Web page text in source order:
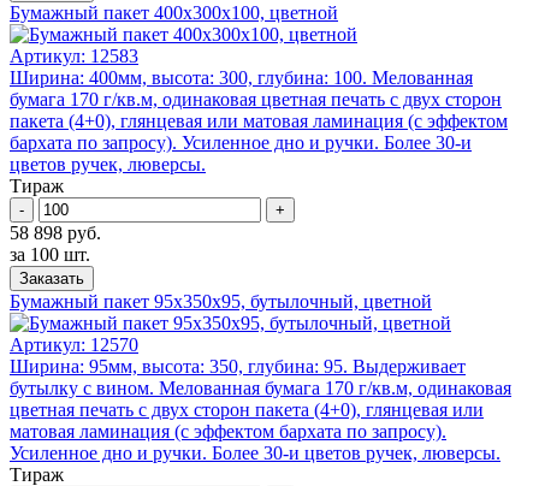
Бумажный пакет 400x300x100, цветной
Артикул: 12583
Ширина: 400мм, высота: 300, глубина: 100. Мелованная
бумага 170 г/кв.м, одинаковая цветная печать с двух сторон
пакета (4+0), глянцевая или матовая ламинация (с эффектом
бархата по запросу). Усиленное дно и ручки. Более 30-и
цветов ручек, люверсы.
Тираж
- +
58 898 руб.
за 100 шт.
Заказать
Бумажный пакет 95x350x95, бутылочный, цветной
Артикул: 12570
Ширина: 95мм, высота: 350, глубина: 95. Выдерживает
бутылку с вином. Мелованная бумага 170 г/кв.м, одинаковая
цветная печать с двух сторон пакета (4+0), глянцевая или
матовая ламинация (с эффектом бархата по запросу).
Усиленное дно и ручки. Более 30-и цветов ручек, люверсы.
Тираж